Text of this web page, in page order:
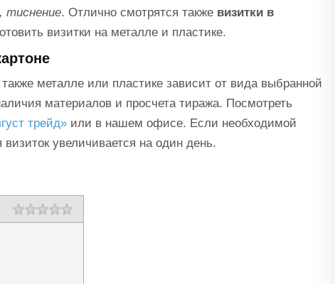
, тиснение. Отлично смотрятся также визитки в
визитки на металле и пластике.
металле или пластике зависит от вида выбранной
материалов и просчета тиража. Посмотреть
трейд» или в нашем офисе. Если необходимой
увеличивается на один день.